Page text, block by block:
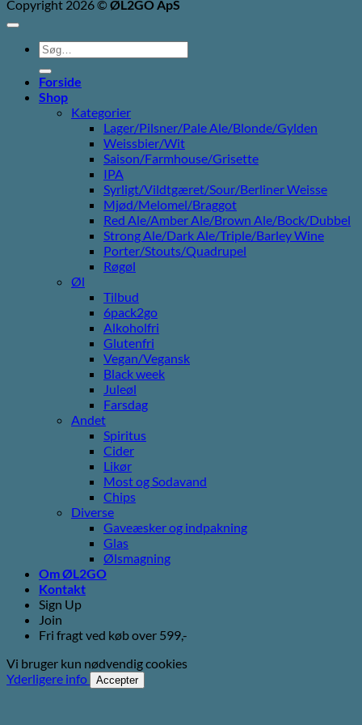
Copyright 2026 ©ØL2GO ApS
Søg
efter:
Forside
Shop
Kategorier
Lager/Pilsner/Pale Ale/Blonde/Gylden
Weissbier/Wit
Saison/Farmhouse/Grisette
IPA
Syrligt/Vildtgæret/Sour/Berliner Weisse
Mjød/Melomel/Braggot
Red Ale/Amber Ale/Brown Ale/Bock/Dubbel
Strong Ale/Dark Ale/Triple/Barley Wine
Porter/Stouts/Quadrupel
Røgøl
Øl
Tilbud
6pack2go
Alkoholfri
Glutenfri
Vegan/Vegansk
Black week
Juleøl
Farsdag
Andet
Spiritus
Cider
Likør
Most og Sodavand
Chips
Diverse
Gaveæsker og indpakning
Glas
Ølsmagning
Om ØL2GO
Kontakt
Sign Up
Join
Fri fragt ved køb over 599,-
Vi bruger kun nødvendig cookies
Yderligere info
Accepter